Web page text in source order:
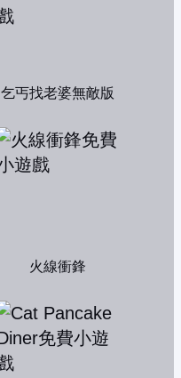
乞丐找老婆無敵版
火線衝鋒